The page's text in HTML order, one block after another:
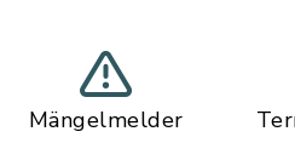
Mängelmelder